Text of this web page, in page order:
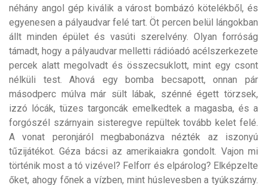
néhány angol gép kiválik a várost bombázó kötelékből, és
egyenesen a pályaudvar felé tart. Öt percen belül lángokban
állt minden épület és vasúti szerelvény. Olyan forróság
támadt, hogy a pályaudvar melletti rádióadó acélszerkezete
percek alatt megolvadt és összecsuklott, mint egy csont
nélküli test. Ahová egy bomba becsapott, onnan pár
másodperc múlva már sült lábak, szénné égett törzsek,
izzó lócák, tüzes targoncák emelkedtek a magasba, és a
forgószél szárnyain sisteregve repültek tovább kelet felé.
A vonat peronjáról megbabonázva nézték az iszonyú
tűzijátékot. Géza bácsi az amerikaiakra gondolt. Vajon mi
történik most a tó vizével? Felforr és elpárolog? Elképzelte
őket, ahogy főnek a vízben, mint húslevesben a tyúkszárny.